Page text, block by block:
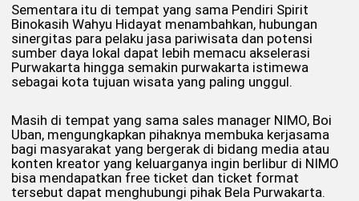
Sementara itu di tempat yang sama Pendiri Spirit
Binokasih Wahyu Hidayat menambahkan, hubungan
sinergitas para pelaku jasa pariwisata dan potensi
sumber daya lokal dapat lebih memacu akselerasi
Purwakarta hingga semakin purwakarta istimewa
sebagai kota tujuan wisata yang paling unggul.
Masih di tempat yang sama sales manager NIMO, Boi
Uban, mengungkapkan pihaknya membuka kerjasama
bagi masyarakat yang bergerak di bidang media atau
konten kreator yang keluarganya ingin berlibur di NIMO
bisa mendapatkan free ticket dan ticket format
tersebut dapat menghubungi pihak Bela Purwakarta.